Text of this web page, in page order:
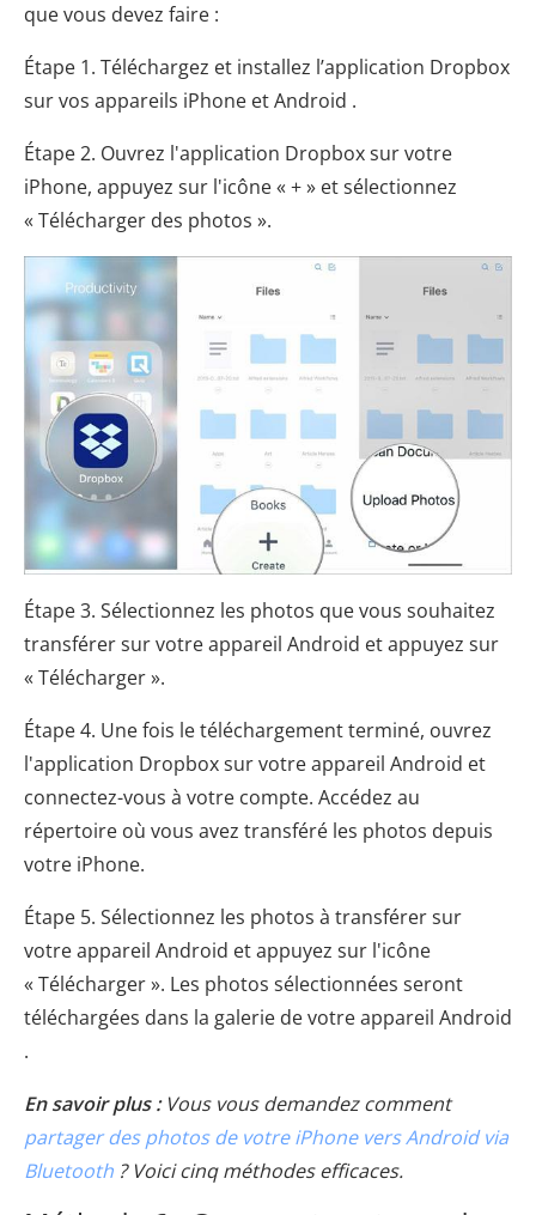
que vous devez faire :
Étape 1. Téléchargez et installez l’application Dropbox
sur vos appareils iPhone et Android .
Étape 2. Ouvrez l'application Dropbox sur votre
iPhone, appuyez sur l'icône « + » et sélectionnez
« Télécharger des photos ».
Étape 3. Sélectionnez les photos que vous souhaitez
transférer sur votre appareil Android et appuyez sur
« Télécharger ».
Étape 4. Une fois le téléchargement terminé, ouvrez
l'application Dropbox sur votre appareil Android et
connectez-vous à votre compte. Accédez au
répertoire où vous avez transféré les photos depuis
votre iPhone.
Étape 5. Sélectionnez les photos à transférer sur
votre appareil Android et appuyez sur l'icône
« Télécharger ». Les photos sélectionnées seront
téléchargées dans la galerie de votre appareil Android
.
En savoir plus :Vous vous demandez comment
partager des photos de votre iPhone vers Android via
Bluetooth ? Voici cinq méthodes efficaces.